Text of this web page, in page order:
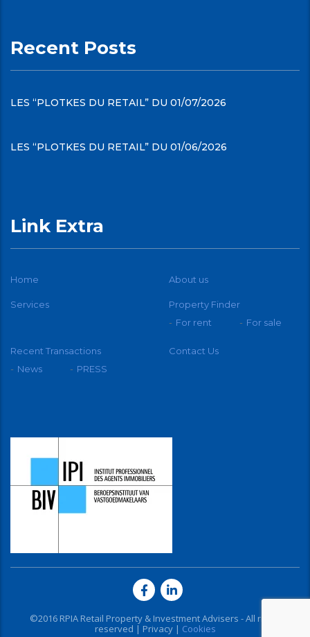
Recent Posts
LES “PLOTKES DU RETAIL” DU 01/07/2026
LES “PLOTKES DU RETAIL” DU 01/06/2026
Link Extra
Home About us
Services
Property Finder
For rent
For sale
Recent Transactions
News
PRESS
Contact Us
©2016 RPIA Retail Property & Investment Advisers - All rights
reserved | Privacy| Cookies